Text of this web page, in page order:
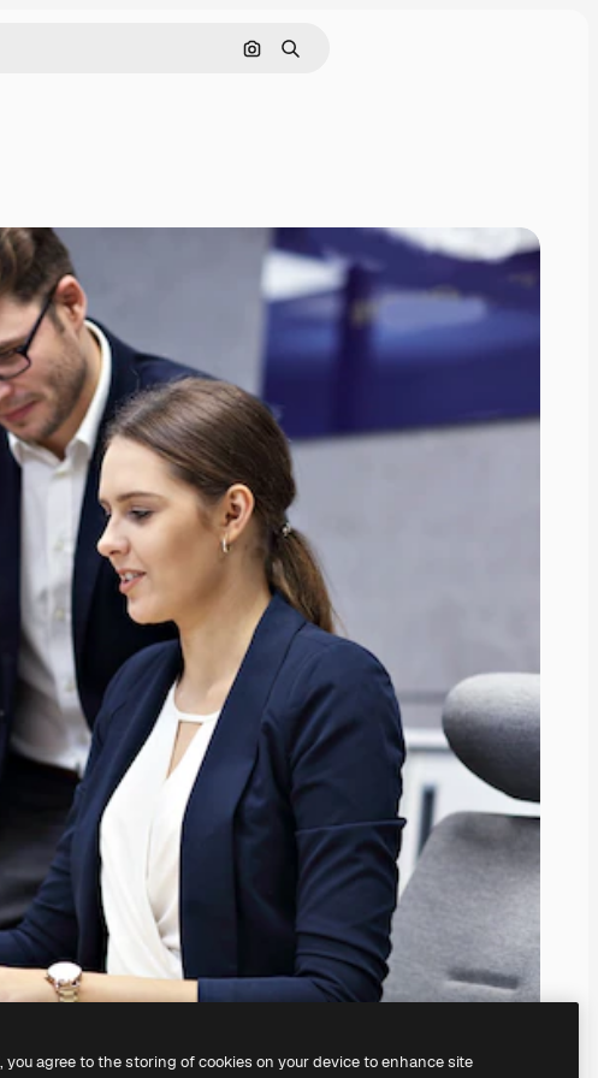
Cerca per immagine
Ricerca
you agree to the storing of cookies on your device to enhance site